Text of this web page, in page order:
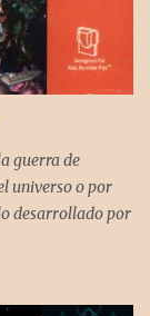
guerra de
universo o por
desarrollado por